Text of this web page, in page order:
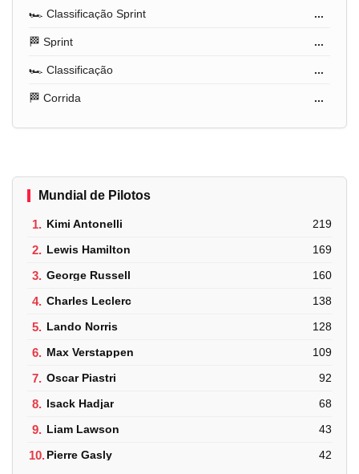
🏎️ Classificação Sprint ...
🏁 Sprint ...
🏎️ Classificação ...
🏁 Corrida ...
Mundial de Pilotos
1. Kimi Antonelli 219
2. Lewis Hamilton 169
3. George Russell 160
4. Charles Leclerc 138
5. Lando Norris 128
6. Max Verstappen 109
7. Oscar Piastri 92
8. Isack Hadjar 68
9. Liam Lawson 43
10.Pierre Gasly 42